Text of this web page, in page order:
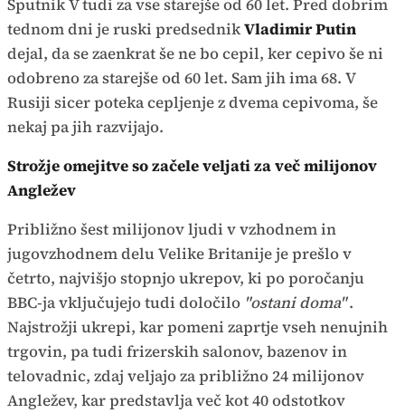
Sputnik V tudi za vse starejše od 60 let. Pred dobrim
tednom dni je ruski predsednikVladimir Putin
dejal, da se zaenkrat še ne bo cepil, ker cepivo še ni
odobreno za starejše od 60 let. Sam jih ima 68. V
Rusiji sicer poteka cepljenje z dvema cepivoma, še
nekaj pa jih razvijajo.
Strožje omejitve so začele veljati za več milijonov
Angležev
Približno šest milijonov ljudi v vzhodnem in
jugovzhodnem delu Velike Britanije je prešlo v
četrto, najvišjo stopnjo ukrepov, ki po poročanju
BBC-ja vključujejo tudi določilo "ostani doma".
Najstrožji ukrepi, kar pomeni zaprtje vseh nenujnih
trgovin, pa tudi frizerskih salonov, bazenov in
telovadnic, zdaj veljajo za približno 24 milijonov
Angležev, kar predstavlja več kot 40 odstotkov